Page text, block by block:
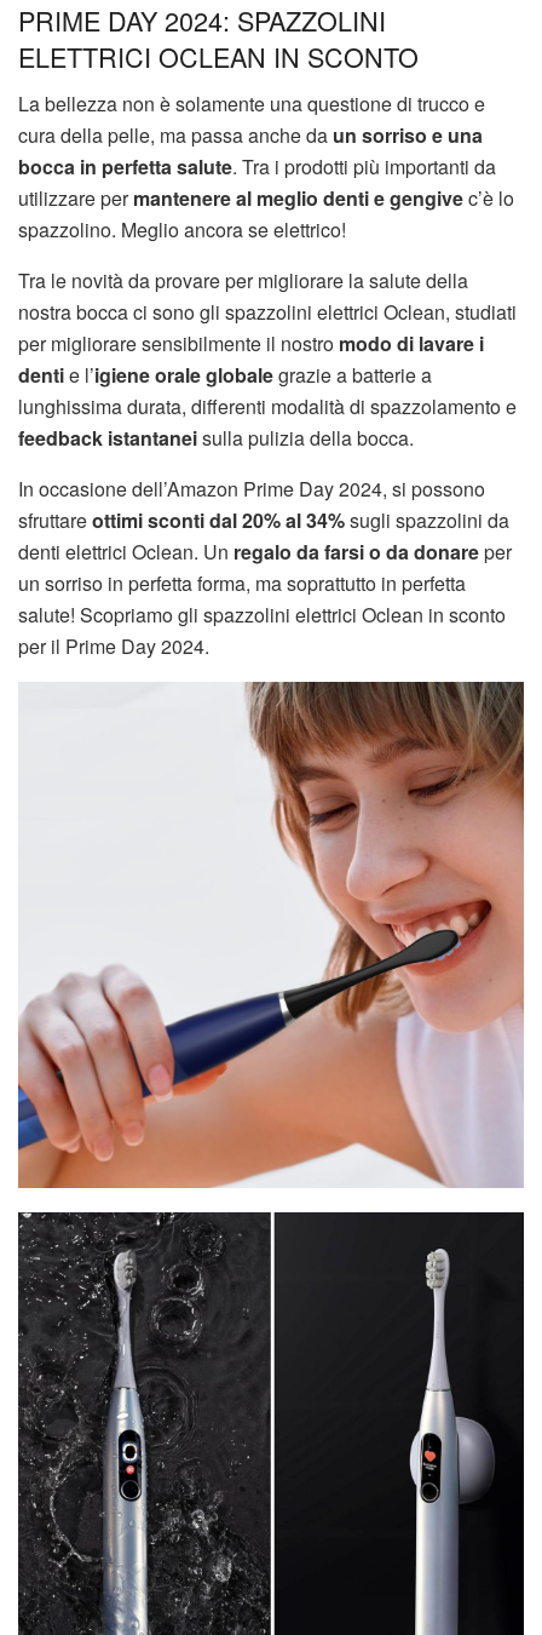
PRIME DAY 2024: SPAZZOLINI
ELETTRICI OCLEAN IN SCONTO
La bellezza non è solamente una questione di trucco e
cura della pelle, ma passa anche da un sorriso e una
bocca in perfetta salute. Tra i prodotti più importanti da
utilizzare permantenere al meglio denti e gengivec’è lo
spazzolino. Meglio ancora se elettrico!
Tra le novità da provare per migliorare la salute della
nostra bocca ci sono gli spazzolini elettrici Oclean, studiati
per migliorare sensibilmente il nostro modo di lavare i
dentie l’igiene orale globalegrazie a batterie a
lunghissima durata, differenti modalità di spazzolamento e
feedback istantaneisulla pulizia della bocca.
In occasione dell’Amazon Prime Day 2024, si possono
sfruttareottimi sconti dal 20% al 34%sugli spazzolini da
denti elettrici Oclean. Un regalo da farsi o da donareper
un sorriso in perfetta forma, ma soprattutto in perfetta
salute! Scopriamo gli spazzolini elettrici Oclean in sconto
per il Prime Day 2024.